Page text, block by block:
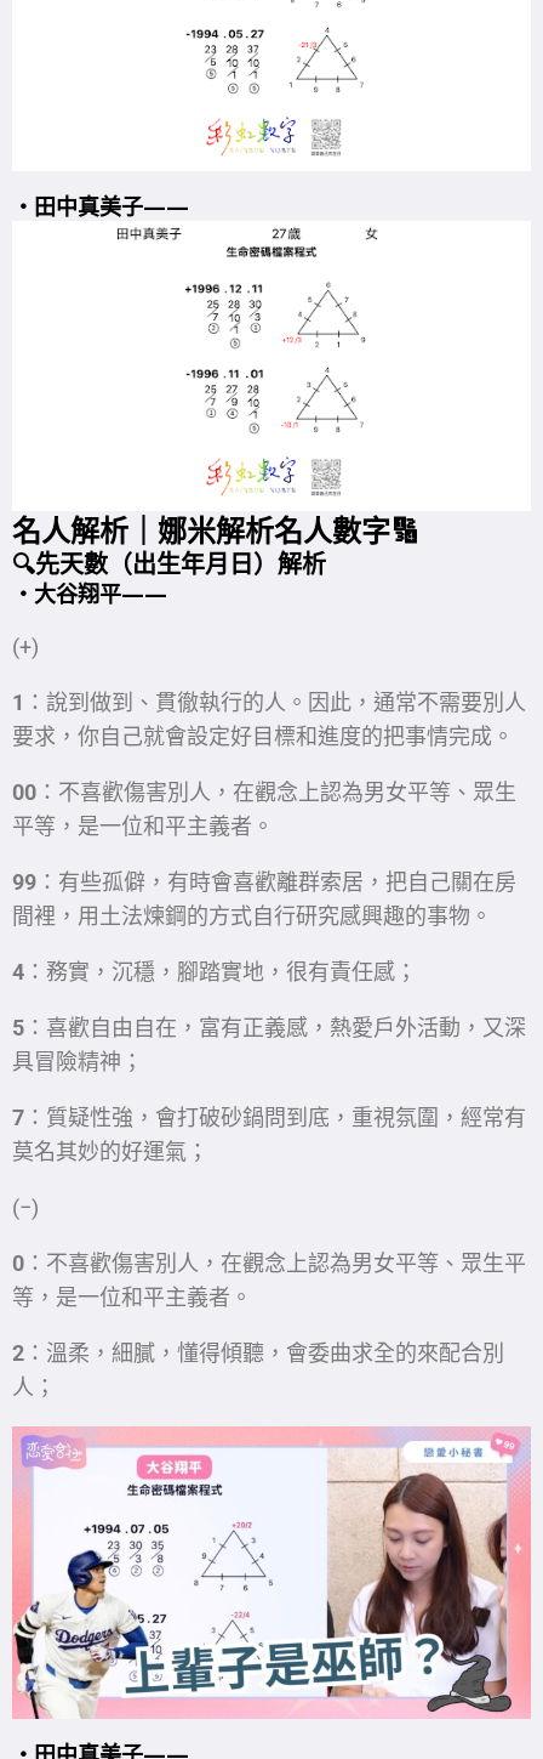
・田中真美子——
名人解析｜娜米解析名人數字🔢
🔍先天數（出生年月日）解析
・大谷翔平——
(+)
1 ：說到做到、貫徹執行的人。因此，通常不需要別人
要求，你自己就會設定好目標和進度的把事情完成。
00 ：不喜歡傷害別人，在觀念上認為男女平等、眾生
平等，是一位和平主義者。
99 ：有些孤僻，有時會喜歡離群索居，把自己關在房
間裡，用土法煉鋼的方式自行研究感興趣的事物。
4 ：務實，沉穩，腳踏實地，很有責任感；
5 ：喜歡自由自在，富有正義感，熱愛戶外活動，又深
具冒險精神；
7 ：質疑性強，會打破砂鍋問到底，重視氛圍，經常有
莫名其妙的好運氣；
(−)
0 ：不喜歡傷害別人，在觀念上認為男女平等、眾生平
等，是一位和平主義者。
2 ：溫柔，細膩，懂得傾聽，會委曲求全的來配合別
人；